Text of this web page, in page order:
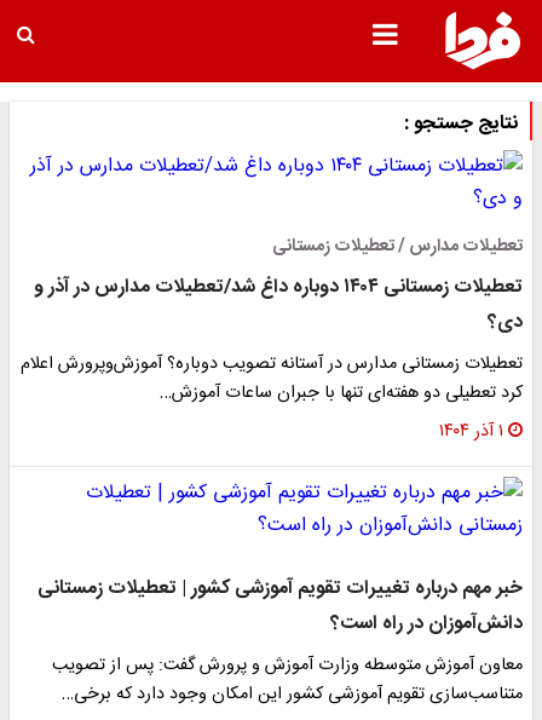
نتایج جستجو :
تعطیلات مدارس / تعطیلات زمستانی
تعطیلات زمستانی ۱۴۰۴ دوباره داغ شد/تعطیلات مدارس در آذر و
دی؟
تعطیلات زمستانی مدارس در آستانه تصویب دوباره؟ آموزش‌وپرورش اعلام
کرد تعطیلی دو هفته‌ای تنها با جبران ساعات آموزش…
۱ آذر ۱۴۰۴
خبر مهم درباره تغییرات تقویم آموزشی کشور | تعطیلات زمستانی
دانش‌آموزان در راه است؟
معاون آموزش متوسطه وزارت آموزش و پرورش گفت: پس از تصویب
متناسب‌سازی تقویم آموزشی کشور این امکان وجود دارد که برخی…